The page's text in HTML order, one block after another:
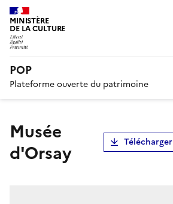
MINISTÈRE
DE LA CULTURE
POP
Plateforme ouverte du patrimoine
musée
d'Orsay
Télécharger